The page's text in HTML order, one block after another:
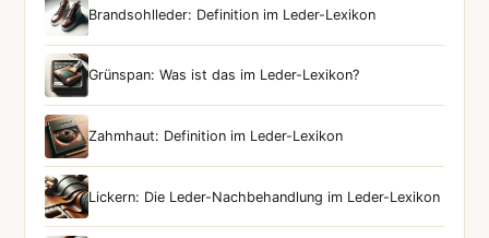
Brandsohlleder: Definition im Leder-Lexikon
Grünspan: Was ist das im Leder-Lexikon?
Zahmhaut: Definition im Leder-Lexikon
Lickern: Die Leder-Nachbehandlung im Leder-Lexikon